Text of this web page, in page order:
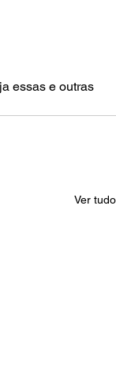
essas e outras
Ver tudo